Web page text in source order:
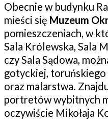
Obecnie w budynku
mieści się Muzeum
pomieszczeniach, w
Sala Królewska, Sala
czy Sala Sądowa,
gotyckiej, toruńskiego
oraz malarstwa.
portretów wybitnych
oczywiście Mikołaja